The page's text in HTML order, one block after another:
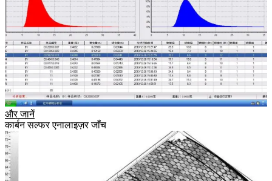
और जानें
कार्बन सल्फर एनालाइज़र जाँच